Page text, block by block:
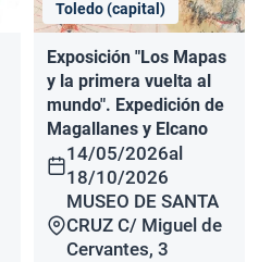
Toledo (capital)
Exposición "Los Mapas
y la primera vuelta al
mundo". Expedición de
Magallanes y Elcano
14/05/2026al
18/10/2026
MUSEO DE SANTA
CRUZ C/ Miguel de
Cervantes, 3